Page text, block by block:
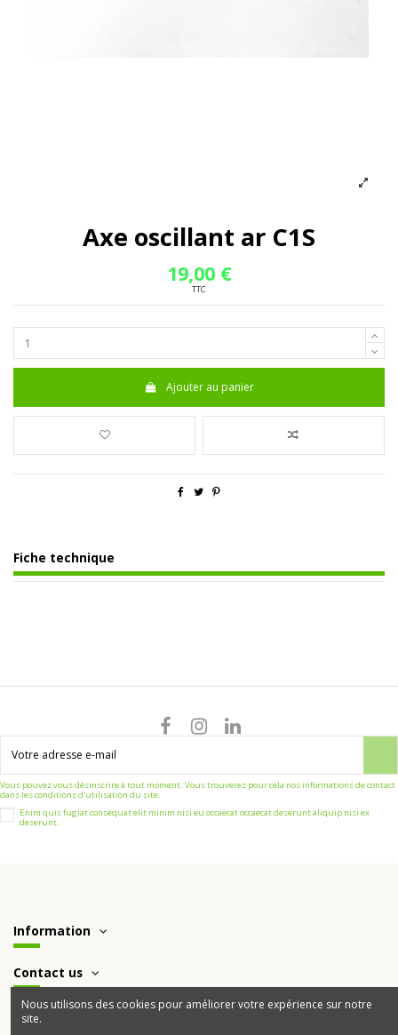
Axe oscillant ar C1S
19,00 €
TTC
Ajouter au panier
Fiche technique
Vous pouvez vous désinscrire à tout moment. Vous trouverez pour cela nos informations de contact
dans les conditions d'utilisation du site.
Enim quis fugiat consequat elit minim nisi eu occaecat occaecat deserunt aliquip nisi ex
deserunt.
Information
Contact us
Nous utilisons des cookies pour améliorer votre expérience sur notre
site.